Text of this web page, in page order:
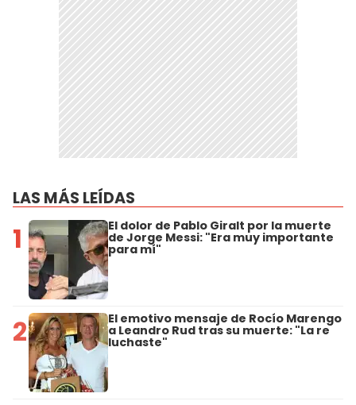
LAS MÁS LEÍDAS
1 El dolor de Pablo Giralt por la muerte
de Jorge Messi: "Era muy importante
para mí"
2 El emotivo mensaje de Rocío Marengo
a Leandro Rud tras su muerte: "La re
luchaste"